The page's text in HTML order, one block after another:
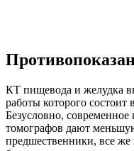
КТ пищевода и желудка
работы которого состоит
Безусловно,
томографов дают
предшественники, все же